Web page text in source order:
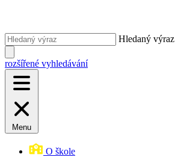
Hledaný výraz
rozšířené vyhledávání
Menu
O škole